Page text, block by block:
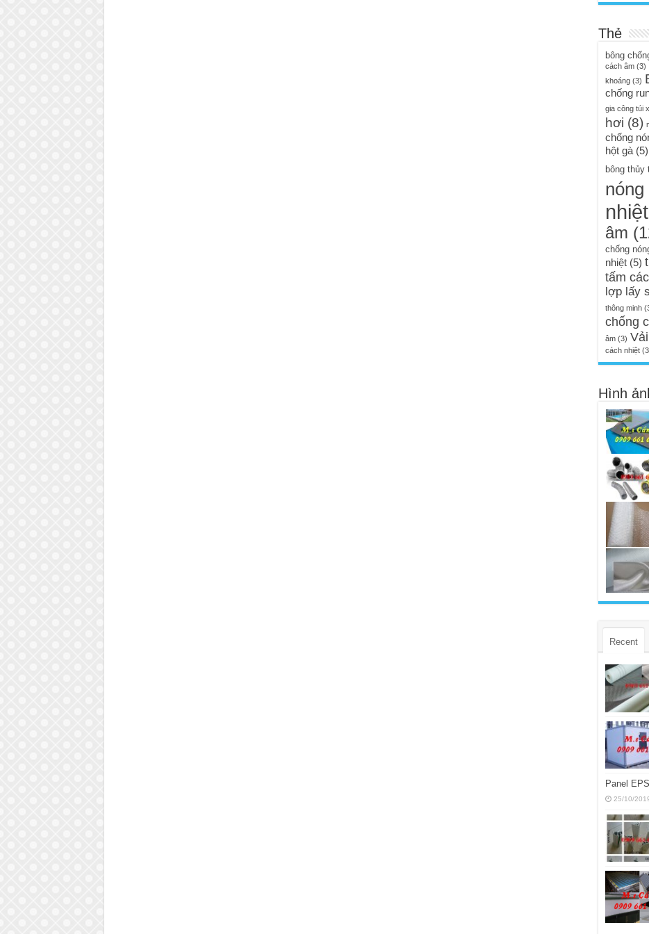
Thẻ
bông
cách âm(3)
khoáng(3)
chống
gia công túi
hơi (8)
chống
hột gà(5)
bông thủy
nóng
nhiệt
âm
chống
nhiệt(5)
tấm
lợp lấy
thông minh
chống
âm(3)
cách nhiệt
Hình
Recent
Panel
25/10/